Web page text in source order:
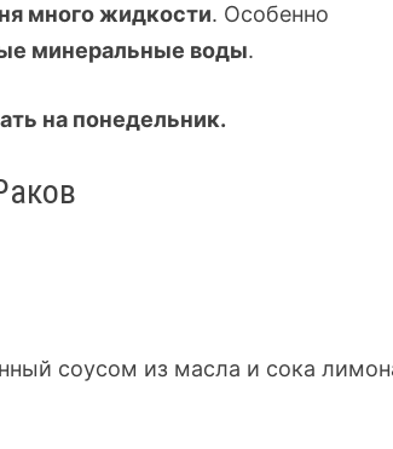
много жидкости. Особенно
минеральные воды.
на понедельник.
соусом из масла и сока